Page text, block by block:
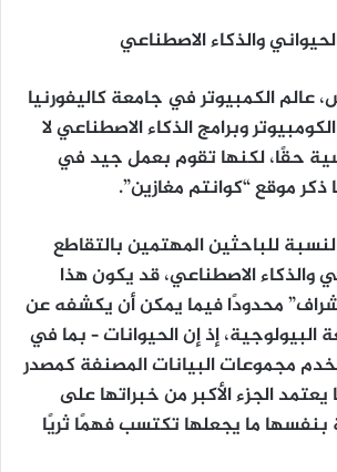
والذكاء الاصطناعي
عالم الكمبيوتر في جامعة كاليفورنيا
وبرامج الذكاء الاصطناعي لا
حقًا، لكنها تقوم بعمل جيد في
ذكر موقع “كوانتم مغازين”.
للباحثين المهتمين بالتقاطع
والذكاء الاصطناعي، قد يكون هذا
محدودًا فيما يمكن أن يكشفه عن
إذ إن الحيوانات – بما في
مجموعات البيانات المصنفة كمصدر
يعتمد الجزء الأكبر من خبراتها على
بنفسها ما يجعلها تكتسب فهمًا ثريًا